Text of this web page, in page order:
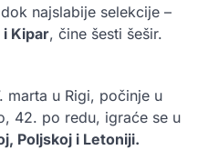
najslabije selekcije –
i Kipar, čine šesti šešir.
marta u Rigi, počinje u
42. po redu, igraće se u
Poljskoj i Letoniji.